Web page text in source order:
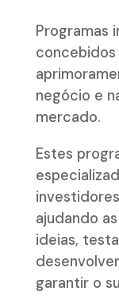
Programas
negócio e
mercado.
Estes
ajudando
ideias,
garantir o